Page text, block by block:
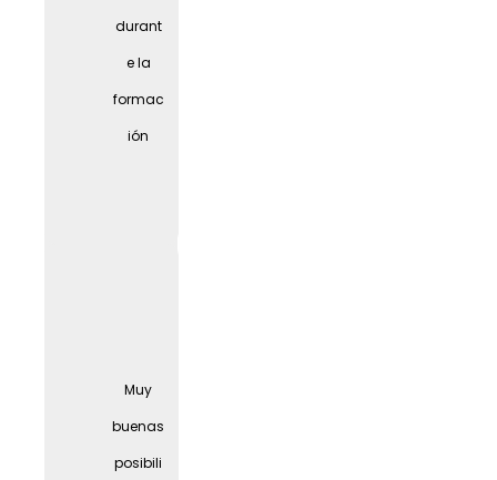
médic
o
compl
durant
e la
formac
ión
Muy
buenas
posibili